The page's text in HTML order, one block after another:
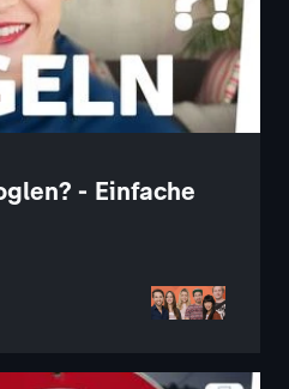
- Einfache